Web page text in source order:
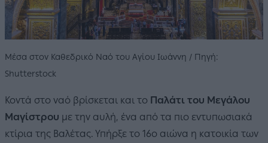
Μέσα στον Καθεδρικό Ναό του Αγίου Ιωάννη / Πηγή:
Shutterstock
Κοντά στο ναό βρίσκεται και το Παλάτι του Μεγάλου
Μαγίστρου με την αυλή, ένα από τα πιο εντυπωσιακά
κτίρια της Βαλέτας. Υπήρξε το 16ο αιώνα η κατοικία των